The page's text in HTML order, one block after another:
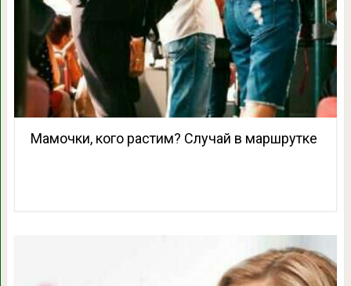
Мамочки, кого растим? Случай в маршрутке